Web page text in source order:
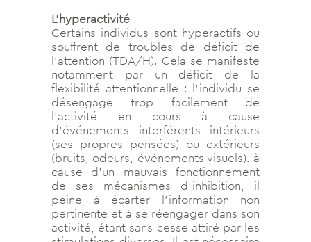
L’hyperactivité
Certains individus sont hyperactifs ou
souffrent de troubles de déficit de
l’attention (TDA/H). Cela se manifeste
notamment par un déficit de la
flexibilité attentionnelle : l’individu se
désengage trop facilement de
l’activité en cours à cause
d’événements interférents intérieurs
(ses propres pensées) ou extérieurs
(bruits, odeurs, événements visuels). à
cause d’un mauvais fonctionnement
de ses mécanismes d’inhibition, il
peine à écarter l’information non
pertinente et à se réengager dans son
activité, étant sans cesse attiré par les